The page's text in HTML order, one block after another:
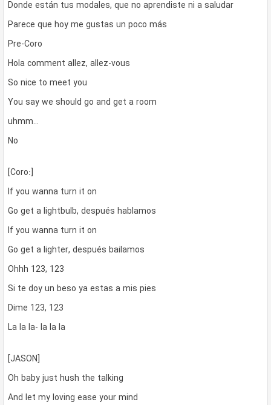
Donde están tus modales, que no aprendiste ni a saludar
Parece que hoy me gustas un poco más
Pre-Coro
Hola comment allez, allez-vous
So nice to meet you
You say we should go and get a room
uhmm…
No
[Coro:]
If you wanna turn it on
Go get a lightbulb, después hablamos
If you wanna turn it on
Go get a lighter, después bailamos
Ohhh 123, 123
Si te doy un beso ya estas a mis pies
Dime 123, 123
La la la- la la la
[JASON]
Oh baby just hush the talking
And let my loving ease your mind